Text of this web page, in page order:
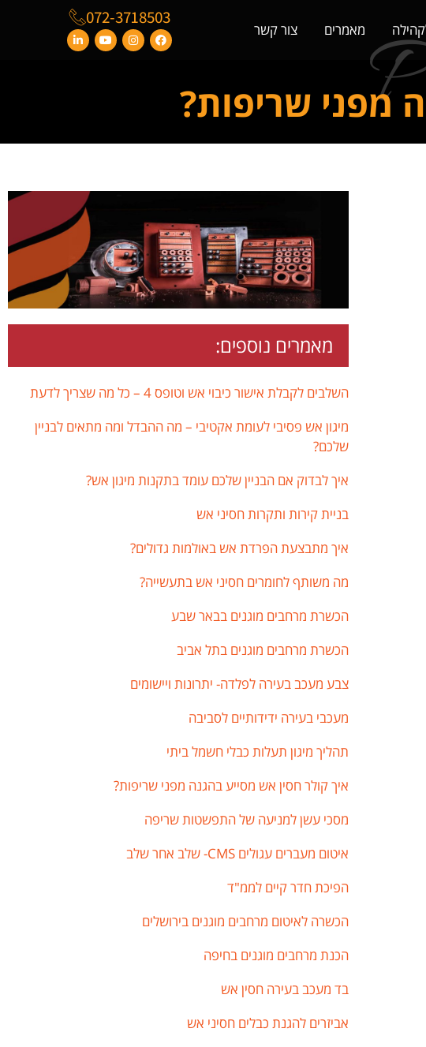
מאמרים צור קשר
072-3718503
מפני שריפות?
מאמרים נוספים:
השלבים לקבלת אישור כיבוי אש וטופס 4 – כל מה שצריך לדעת
מיגון אש פסיבי לעומת אקטיבי – מה ההבדל ומה מתאים לבניין
שלכם?
איך לבדוק אם הבניין שלכם עומד בתקנות מיגון אש?
בניית קירות ותקרות חסיני אש
איך מתבצעת הפרדת אש באולמות גדולים?
מה משותף לחומרים חסיני אש בתעשייה?
הכשרת מרחבים מוגנים בבאר שבע
הכשרת מרחבים מוגנים בתל אביב
צבע מעכב בעירה לפלדה- יתרונות ויישומים
מעכבי בעירה ידידותיים לסביבה
תהליך מיגון תעלות כבלי חשמל ביתי
איך קולר חסין אש מסייע בהגנה מפני שריפות?
מסכי עשן למניעה של התפשטות שריפה
איטום מעברים עגולים CMS- שלב אחר שלב
הפיכת חדר קיים לממ"ד
הכשרה לאיטום מרחבים מוגנים בירושלים
הכנת מרחבים מוגנים בחיפה
בד מעכב בעירה חסין אש
אביזרים להגנת כבלים חסיני אש